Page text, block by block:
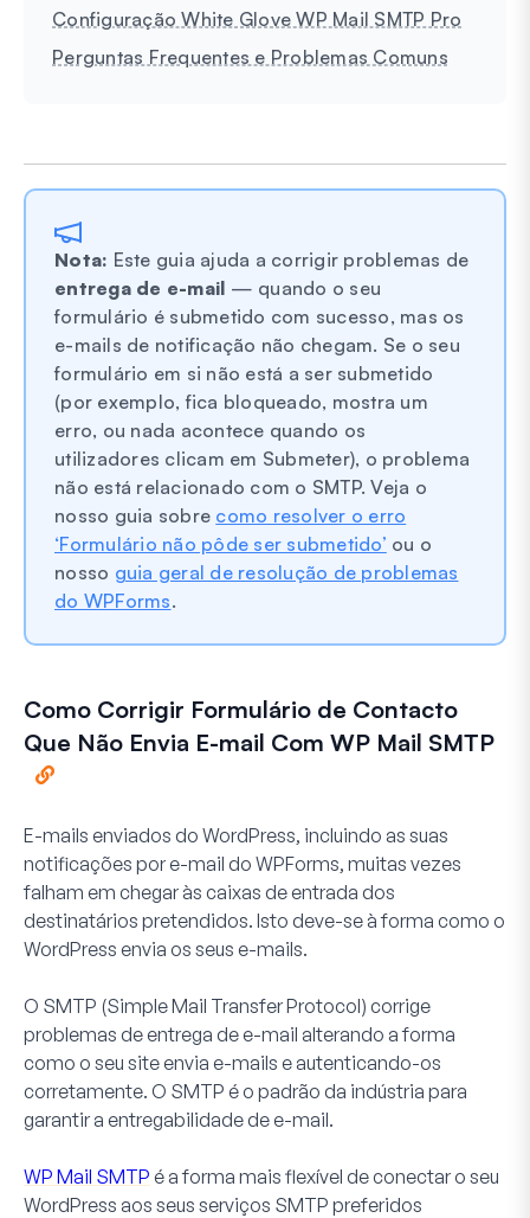
Configuração White Glove WP Mail SMTP Pro
Perguntas Frequentes e Problemas Comuns
Nota: Este guia ajuda a corrigir problemas de
entrega de e-mail — quando o seu
formulário é submetido com sucesso, mas os
e-mails de notificação não chegam. Se o seu
formulário em si não está a ser submetido
(por exemplo, fica bloqueado, mostra um
erro, ou nada acontece quando os
utilizadores clicam em Submeter), o problema
não está relacionado com o SMTP. Veja o
nosso guia sobre como resolver o erro
‘Formulário não pôde ser submetido’ ou o
nosso guia geral de resolução de problemas
do WPForms.
Como Corrigir Formulário de Contacto
Que Não Envia E-mail Com WP Mail SMTP
E-mails enviados do WordPress, incluindo as suas
notificações por e-mail do WPForms, muitas vezes
falham em chegar às caixas de entrada dos
destinatários pretendidos. Isto deve-se à forma como o
WordPress envia os seus e-mails.
O SMTP (Simple Mail Transfer Protocol) corrige
problemas de entrega de e-mail alterando a forma
como o seu site envia e-mails e autenticando-os
corretamente. O SMTP é o padrão da indústria para
garantir a entregabilidade de e-mail.
WP Mail SMTP é a forma mais flexível de conectar o seu
WordPress aos seus serviços SMTP preferidos